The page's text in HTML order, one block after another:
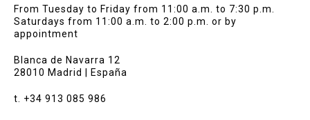
From Tuesday to Friday from 11:00 a.m. to 7:30 p.m.
Saturdays from 11:00 a.m. to 2:00 p.m. or by
appointment
Blanca de Navarra 12
28010 Madrid | España
t. +34 913 085 986